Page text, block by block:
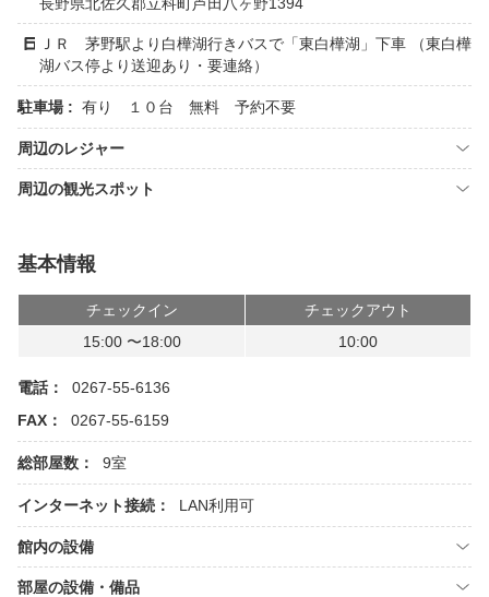
ＪＲ 茅野駅より白樺湖行きバスで「東白樺湖」下車 （東白樺
湖バス停より送迎あり・要連絡）
駐車場 : 有り １０台 無料 予約不要
周辺のレジャー
周辺の観光スポット
基本情報
チェックイン
チェックアウト
15:00 〜18:00
10:00
電話：
0267-55-6136
FAX：
0267-55-6159
総部屋数： 9室
インターネット接続： LAN利用可
館内の設備
部屋の設備・備品